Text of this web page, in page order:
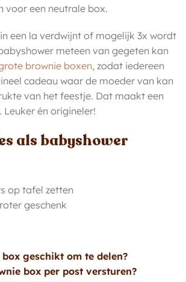
voor een neutrale box.
een la verdwijnt of mogelijk 3x wordt
meteen van gegeten kan
brownie boxen, zodat iedereen
cadeau waar de moeder van kan
van het feestje. Dat maakt een
én origineler!
als babyshower
op tafel zetten
geschenk
geschikt om te delen?
box per post versturen?